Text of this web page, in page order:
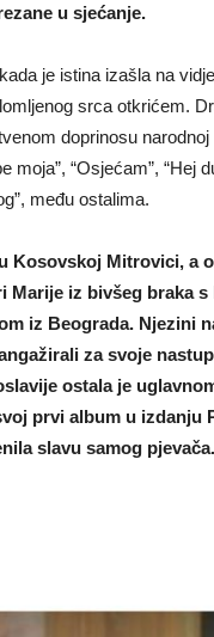
u sjećanje.
je istina izašla na
srca otkrićem.
doprinosu
“Osjećam”, “Hej
među ostalima.
Kosovskoj Mitrovici, a
Marije iz bivšeg braka
iz Beograda. Njezini
za svoje
ostala je
prvi album u izdanju
slavu samog pjevača.